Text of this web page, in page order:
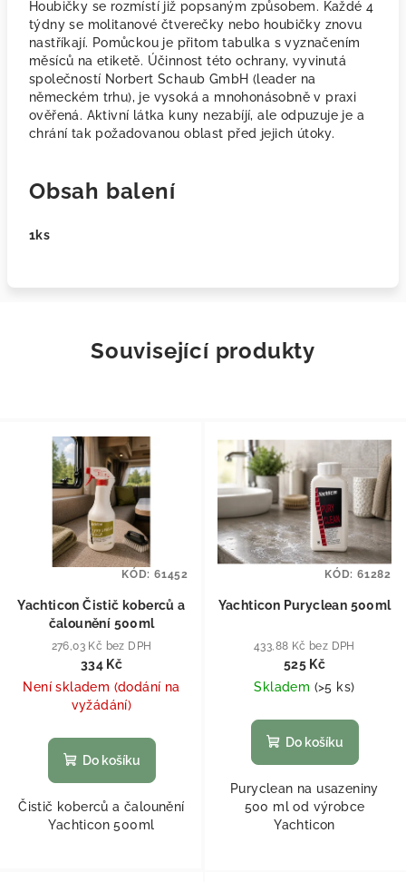
Houbičky se rozmístí již popsaným způsobem. Každé 4
týdny se molitanové čtverečky nebo houbičky znovu
nastříkají. Pomůckou je přitom tabulka s vyznačením
měsíců na etiketě. Účinnost této ochrany, vyvinutá
společností Norbert Schaub GmbH (leader na
německém trhu), je vysoká a mnohonásobně v praxi
ověřená. Aktivní látka kuny nezabíjí, ale odpuzuje je a
chrání tak požadovanou oblast před jejich útoky.
Obsah balení
1ks
Související produkty
Yachticon Čistič koberců a
čalounění 500ml
276,03 Kč bez DPH
334 Kč
Není skladem (dodání na
vyžádání)
Do košíku
Čistič koberců a čalounění
Yachticon 500ml
KÓD: 61452
Yachticon Puryclean 500ml
433,88 Kč bez DPH
525 Kč
Skladem (>5 ks)
Do košíku
Puryclean na usazeniny
500 ml od výrobce
Yachticon
KÓD: 61282